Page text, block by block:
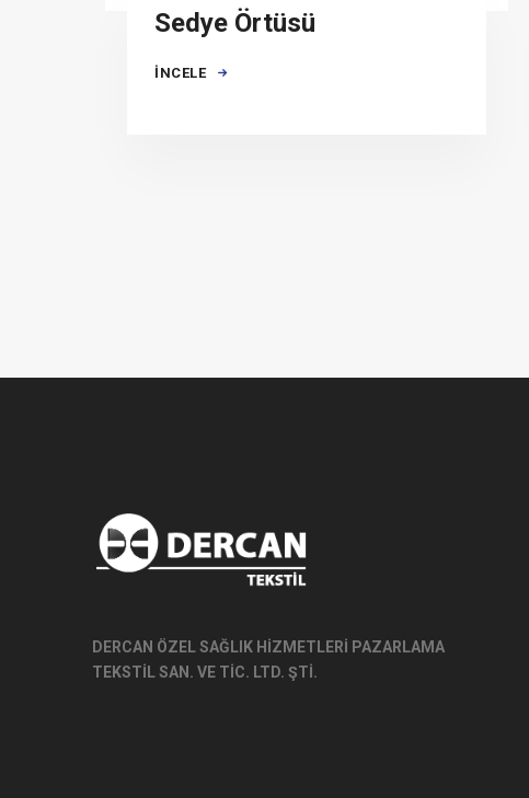
Sedye Örtüsü
İNCELE
DERCAN ÖZEL SAĞLIK HİZMETLERİ PAZARLAMA
TEKSTİL SAN. VE TİC. LTD. ŞTİ.